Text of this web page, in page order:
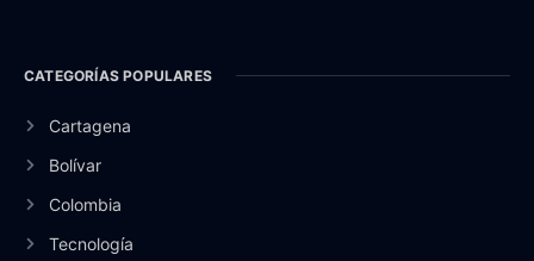
CATEGORÍAS POPULARES
Cartagena
Bolívar
Colombia
Tecnología